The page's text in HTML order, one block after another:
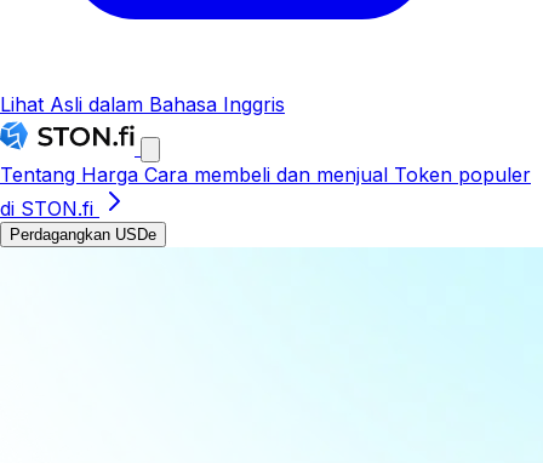
Lihat Asli dalam Bahasa Inggris
Tentang Harga Cara membeli dan menjual Token populer
di STON.fi
Perdagangkan USDe